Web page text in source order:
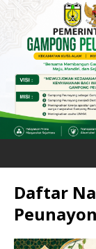
Daftar